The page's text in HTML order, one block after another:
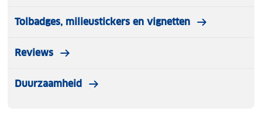
Tolbadges, milieustickers en vignetten
Reviews
Duurzaamheid